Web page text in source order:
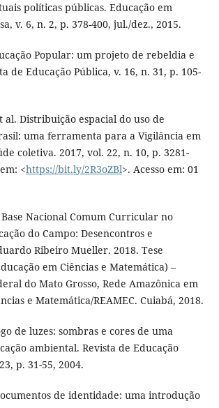
políticas públicas. Educação em
v. 6, n. 2, p. 378-400, jul./dez., 2015.
Popular: um projeto de rebeldia e
de Educação Pública, v. 16, n. 31, p. 105-
al. Distribuição espacial do uso de
uma ferramenta para a Vigilância em
coletiva. 2017, vol. 22, n. 10, p. 3281-
<https://bit.ly/2R3oZBl>. Acesso em: 01
Base Nacional Comum Curricular no
do Campo: Desencontros e
Ribeiro Mueller. 2018. Tese
em Ciências e Matemática) –
do Mato Grosso, Rede Amazônica em
e Matemática/REAMEC. Cuiabá, 2018.
de luzes: sombras e cores de uma
ambiental. Revista de Educação
p. 31-55, 2004.
de identidade: uma introdução